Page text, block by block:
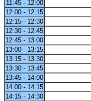
11:45 - 12:00
12:00 - 12:15
12:15 - 12:30
12:30 - 12:45
12:45 - 13:00
13:00 - 13:15
13:15 - 13:30
13:30 - 13:45
13:45 - 14:00
14:00 - 14:15
14:15 - 14:30